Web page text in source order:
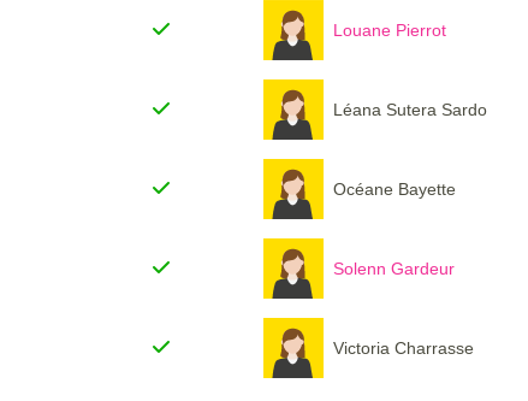
Louane Pierrot
Léana Sutera Sardo
Océane Bayette
Solenn Gardeur
Victoria Charrasse